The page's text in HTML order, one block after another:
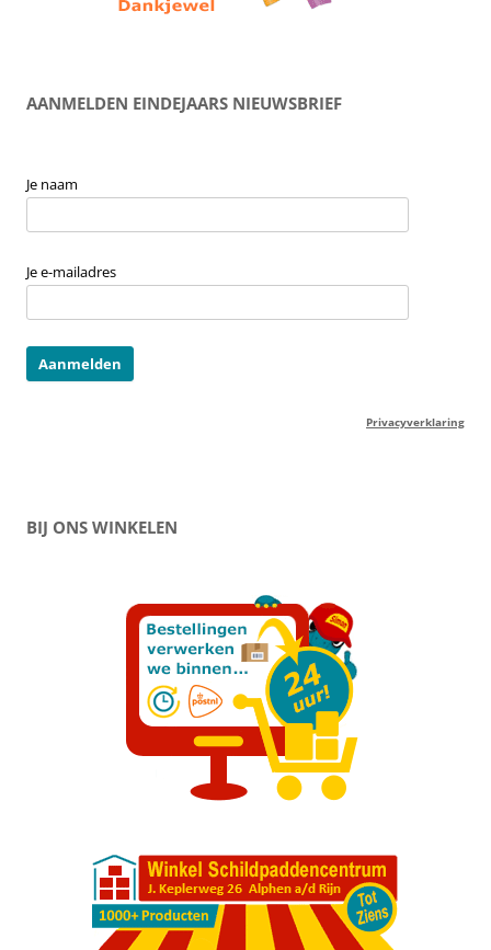
AANMELDEN EINDEJAARS NIEUWSBRIEF
Je naam
Je e-mailadres
Privacyverklaring
BIJ ONS WINKELEN